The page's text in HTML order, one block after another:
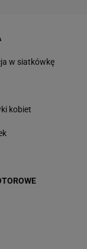
w siatkówkę
kobiet